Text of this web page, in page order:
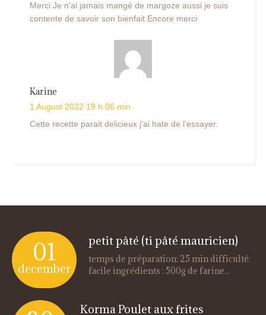
Merci Je n'ai jamais mangé de margoze aussi je suis
contente de savoir son bienfait Encore merci
Karine
1 August 2022 19 h 06 min
Cette recette parait delicieux j’ai hate de l’essayer.
01
december
petit pâté (ti pâté mauricien)
temps de préparation: 25 min difficulté:
facile ingrédients : 500g de farine...
Korma Poulet aux frites